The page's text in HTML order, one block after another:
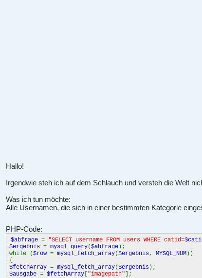
Hallo!
Irgendwie steh ich auf dem Schlauch und versteh die Welt
Was ich tun möchte:
Alle Usernamen, die sich in einer bestimmten Kategorie
PHP-Code:
$abfrage = "SELECT username FROM users WHERE catid=
$ergebnis = mysql_query($abfrage );
while ($row = mysql_fetch_array($ergebnis, MYSQL_NUM ))
{
$fetchArray = mysql_fetch_array($ergebnis );
$ausgabe = $fetchArray "imagepath" ];